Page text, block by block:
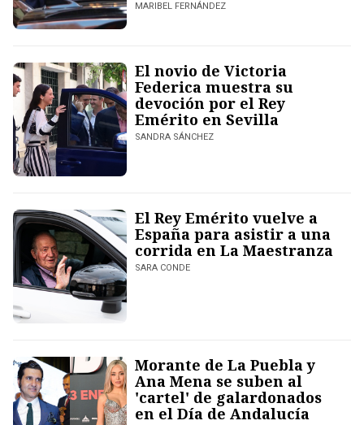
MARIBEL FERNÁNDEZ
El novio de Victoria
Federica muestra su
devoción por el Rey
Emérito en Sevilla
SANDRA SÁNCHEZ
El Rey Emérito vuelve a
España para asistir a una
corrida en La Maestranza
SARA CONDE
Morante de La Puebla y
Ana Mena se suben al
'cartel' de galardonados
en el Día de Andalucía